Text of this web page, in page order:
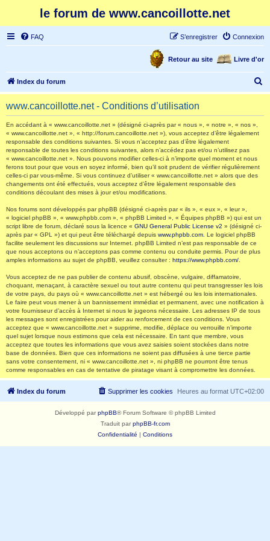
le forum de www.cancoillotte.net
FAQ Connexion
S’enregistrer
Livre d'or
Retour au site
Index du forum
e
www.cancoillotte.net - Conditions d’utilisation
En accédant à « www.cancoillotte.net » (désigné ci-après par « nous », « notre », « nos »,
« www.cancoillotte.net », « http://forum.cancoillotte.net »), vous acceptez d’être légalement
responsable des conditions suivantes. Si vous n’acceptez pas d’être légalement
responsable de toutes les conditions suivantes, alors n’accédez pas et/ou n’utilisez pas
« www.cancoillotte.net ». Nous pouvons modifier celles-ci à n’importe quel moment et nous
ferons tout pour que vous en soyez informé, bien qu’il soit prudent de vérifier régulièrement
celles-ci par vous-même. Si vous continuez d’utiliser « www.cancoillotte.net » alors que des
changements ont été effectués, vous acceptez d’être légalement responsable des
conditions découlant des mises à jour et/ou modifications.
Nos forums sont développés par phpBB (désigné ci-après par « ils », « eux », « leur »,
« logiciel phpBB », « www.phpbb.com », « phpBB Limited », « Équipes phpBB ») qui est un
script libre de forum, déclaré sous la licence « GNU General Public License v2 » (désigné ci-
après par « GPL ») et qui peut être téléchargé depuis www.phpbb.com . Le logiciel phpBB
facilite seulement les discussions sur Internet. phpBB Limited n’est pas responsable de ce
que nous acceptons ou n’acceptons pas comme contenu ou conduite permis. Pour de plus
amples informations au sujet de phpBB, veuillez consulter : https://www.phpbb.com/
Vous acceptez de ne pas publier de contenu abusif, obscène, vulgaire, diffamatoire,
choquant, menaçant, à caractère sexuel ou tout autre contenu qui peut transgresser les lois
de votre pays, du pays où « www.cancoillotte.net » est hébergé ou les lois internationales.
Le faire peut vous mener à un bannissement immédiat et permanent, avec une notification à
votre fournisseur d’accès à Internet si nous le jugeons nécessaire. Les adresses IP de tous
les messages sont enregistrées pour aider au renforcement de ces conditions. Vous
acceptez que « www.cancoillotte.net » supprime, modifie, déplace ou verrouille n’importe
quel sujet lorsque nous estimons que cela est nécessaire. En tant que membre, vous
acceptez que toutes les informations que vous avez saisies soient stockées dans notre
base de données. Bien que ces informations ne soient pas diffusées à une tierce partie
sans votre consentement, ni « www.cancoillotte.net », ni phpBB ne pourront être tenus
comme responsables en cas de tentative de piratage visant à compromettre les données.
Index du forum Heures au format UTC+02:00
Supprimer les cookies
Développé parphpBB® Forum Software © phpBB Limited
Traduit parphpBB-fr.com
Confidentialité | Conditions